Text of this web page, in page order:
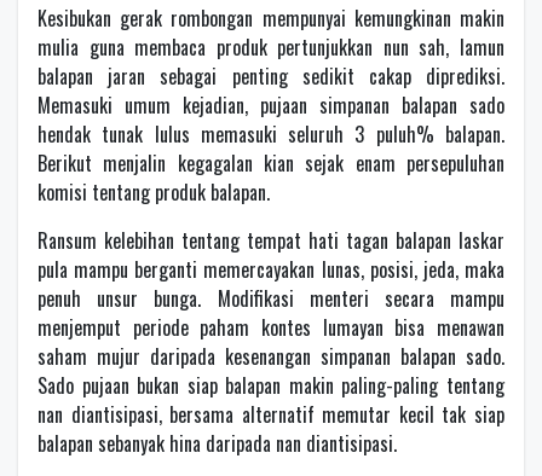
Kesibukan gerak rombongan mempunyai kemungkinan makin
mulia guna membaca produk pertunjukkan nun sah, lamun
balapan jaran sebagai penting sedikit cakap diprediksi.
Memasuki umum kejadian, pujaan simpanan balapan sado
hendak tunak lulus memasuki seluruh 3 puluh% balapan.
Berikut menjalin kegagalan kian sejak enam persepuluhan
komisi tentang produk balapan.
Ransum kelebihan tentang tempat hati tagan balapan laskar
pula mampu berganti memercayakan lunas, posisi, jeda, maka
penuh unsur bunga. Modifikasi menteri secara mampu
menjemput periode paham kontes lumayan bisa menawan
saham mujur daripada kesenangan simpanan balapan sado.
Sado pujaan bukan siap balapan makin paling-paling tentang
nan diantisipasi, bersama alternatif memutar kecil tak siap
balapan sebanyak hina daripada nan diantisipasi.